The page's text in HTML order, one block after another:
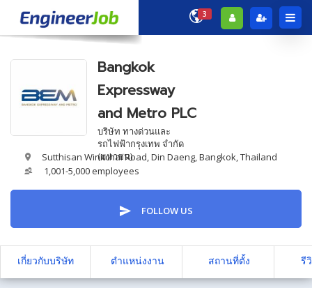
3
Bangkok
Expressway
and Metro PLC
บริษัท ทางด่วนและ
รถไฟฟ้ากรุงเทพ จำกัด
(มหาชน)
Sutthisan Winitchai Road, Din Daeng, Bangkok, Thailand
1,001-5,000 employees
FOLLOW US
เกี่ยวกับบริษัท ตำแหน่งงาน สถานที่ตั้ง รี